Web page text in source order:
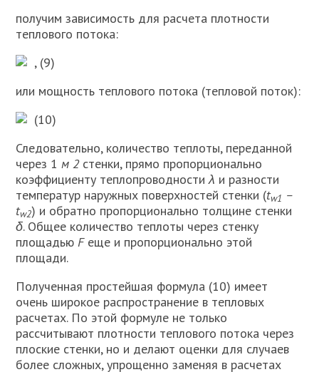
получим зависимость для расчета плот­ности
теплового потока:
, (9)
или мощность теплового потока (тепловой поток):
(10)
Следовательно, количество теплоты, переданной
через 1м 2стенки, прямо пропорционально
коэффициенту теплопроводностиλ и разности
температур наружных поверхностей стенки (tw1 –
tw2) и обратно пропорционально толщине стенки
δ. Общее количество теплоты через стенку
площадьюFеще и пропорционально этой
площади.
Полученная простейшая формула (10) имеет
очень широкое распространение в тепло­вых
расчетах. По этой формуле не только
рассчитывают плотности теплового потока через
плоские стенки, но и делают оценки для случаев
более сложных, уп­рощенно заменяя в расчетах